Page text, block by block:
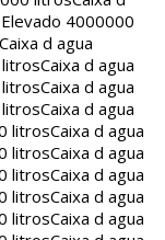
4000000
Caixa d agua
Caixa d agua
Caixa d agua
Caixa d agua
litrosCaixa d agua
litrosCaixa d agua
litrosCaixa d agua
litrosCaixa d agua
litrosCaixa d agua